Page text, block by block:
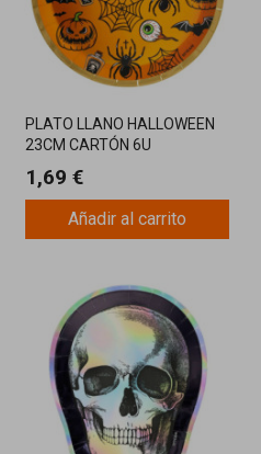
PLATO LLANO HALLOWEEN
23CM CARTÓN 6U
1,69 €
Añadir al carrito